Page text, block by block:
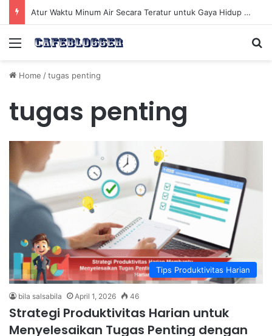
Atur Waktu Minum Air Secara Teratur untuk Gaya Hidup Sehat Sepanjang Hari
Menu
Home /tugas penting
tugas penting
Tips Produktivitas Harian
bila salsabila April 1, 2026 46
Strategi Produktivitas Harian untuk
Menyelesaikan Tugas Penting dengan